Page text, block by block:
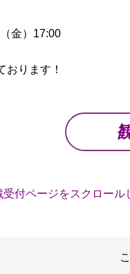
金）17:00
おります！
付ページをスクロール